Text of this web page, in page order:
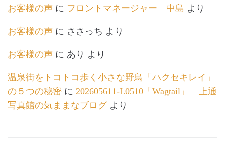
お客様の声 に フロントマネージャー 中島 より
お客様の声 に ささっち より
お客様の声 に あり より
温泉街をトコトコ歩く小さな野鳥「ハクセキレイ」
の５つの秘密 に 202605611-L0510「Wagtail」 – 上通
写真館の気ままなブログより